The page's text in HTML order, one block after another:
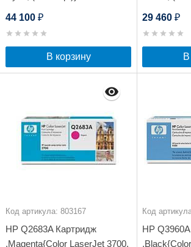
44 100 ₽
В корзину
29 460 ₽
В
Код артикула: 803167
HP Q2683A Картридж
,Magenta{Color LaserJet 3700,
Код
HP